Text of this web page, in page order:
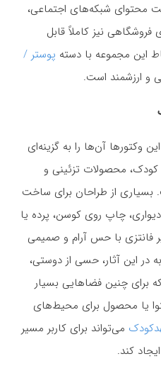
محتوای شبکه‌های اجتماعی،
نیز کاملاً قابل
این مجموعه با دسته پوستر /
و ارزشمند است.
وکتورها آن‌ها را به گزینه‌ای
کودک، محصولات تزئینی و
از طراحان برای ساخت
چاپ روی کوسن، پرده یا
فانتزی با حس آرام و صمیمی
در این آثار، حسی از دوستی،
برای چنین فضاهایی بسیار
یا محصول برای محیط‌های
می‌تواند برای کاربر مسیر
کند.